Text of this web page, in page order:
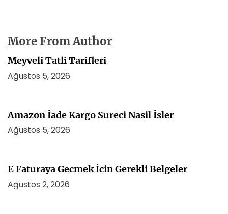
More From Author
Meyveli Tatli Tarifleri
Ağustos 5, 2026
Amazon İade Kargo Sureci Nasil İsler
Ağustos 5, 2026
E Faturaya Gecmek İcin Gerekli Belgeler
Ağustos 2, 2026